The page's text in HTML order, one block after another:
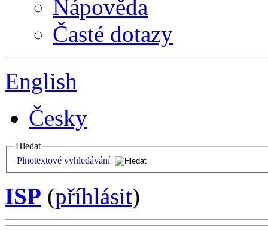
Nápověda
Časté dotazy
English
Česky
Hledat
Plnotextové vyhledávání
ISP (příhlásit)